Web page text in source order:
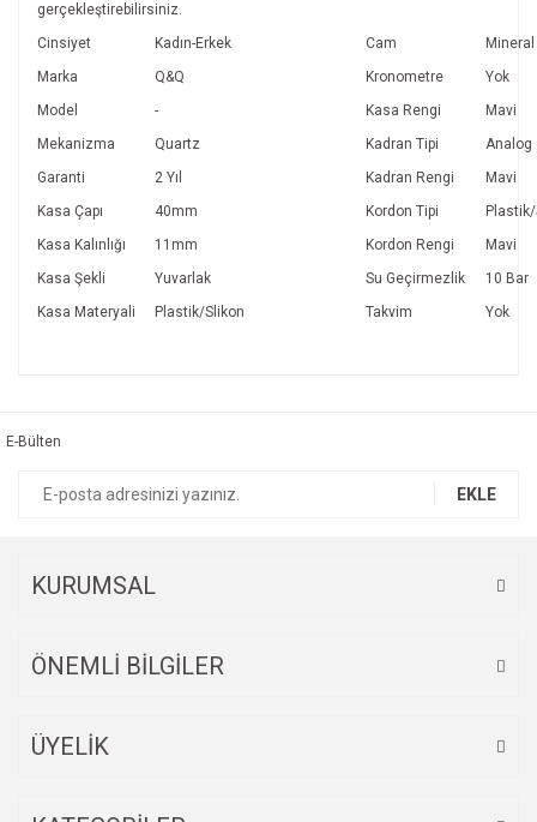
gerçekleştirebilirsiniz.
Cinsiyet
Kadın-Erkek Cam
Mineral
Marka
Q&Q Kronometre
Yok
Model
- Kasa Rengi
Mavi
Mekanizma
Quartz Kadran Tipi
Analog
Garanti
2 Yıl Kadran Rengi
Mavi
Kasa Çapı
40mm Kordon Tipi
Kasa Kalınlığı
11mm Kordon Rengi
Mavi
Kasa Şekli
Yuvarlak Su Geçirmezlik
10 Bar
Kasa Materyali
Plastik/Slikon Takvim Yok
Ürün fiyatı diğer sitelerden daha pahalı.
E-Bülten
EKLE
KURUMSAL
ÖNEMLİ BİLGİLER
ÜYELİK